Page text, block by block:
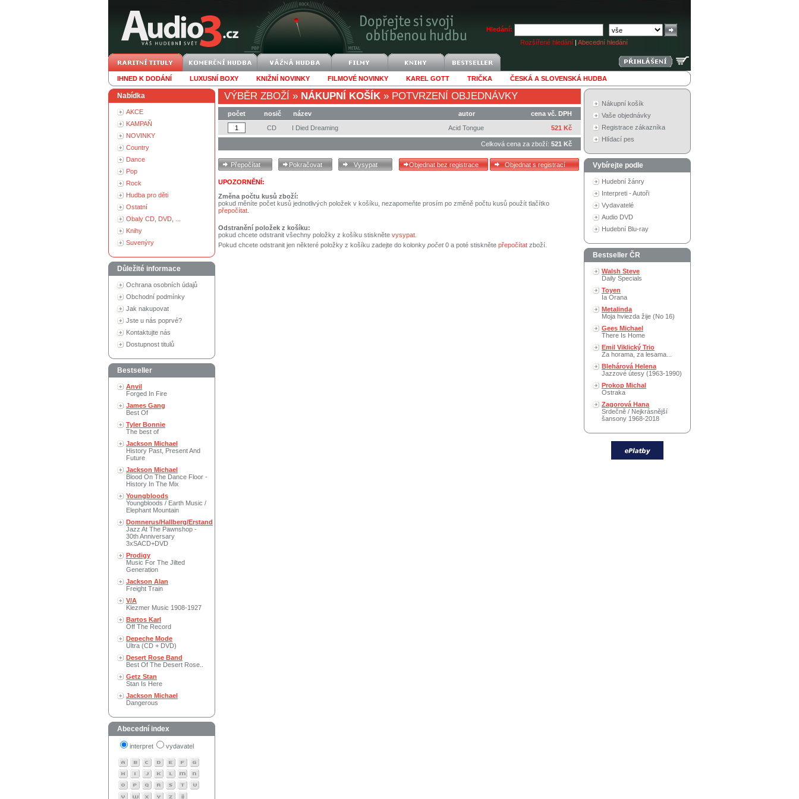
Hledání:
Rozšířené hledání | Abecední hledání
IHNED K DODÁNÍ LUXUSNÍ BOXY KNIŽNÍ NOVINKY FILMOVÉ NOVINKY KAREL GOTT TRIČKA ČESKÁ A SLOVENSKÁ HUDBA
Nabídka
AKCE
KAMPAŇ
NOVINKY
Country
Dance
Pop
Rock
Hudba pro děti
Ostatní
Obaly CD, DVD, ...
Knihy
Suvenýry
Důležité informace
Ochrana osobních údajů
Obchodní podmínky
Jak nakupovat
Jste u nás poprvé?
Kontaktujte nás
Dostupnost titulů
Bestseller
Anvil
Forged In Fire
James Gang
Best Of
Tyler Bonnie
The best of
Jackson Michael
History Past, Present And
Future
Jackson Michael
Blood On The Dance Floor -
History In The Mix
Youngbloods
Youngbloods / Earth Music /
Elephant Mountain
Domnerus/Hallberg/Erstand
Jazz At The Pawnshop -
30th Anniversary
3xSACD+DVD
Prodigy
Music For The Jilted
Generation
Jackson Alan
Freight Train
V/A
Klezmer Music 1908-1927
Bartos Karl
Off The Record
Depeche Mode
Ultra (CD + DVD)
Desert Rose Band
Best Of The Desert Rose..
Getz Stan
Stan Is Here
Jackson Michael
Dangerous
Abecední index
interpret vydavatel
VÝBĚR ZBOŽÍ » NÁKUPNÍ KOŠÍK » POTVRZENÍ OBJEDNÁVKY
počet nosič název autor
cena vč. DPH
CD
I Died Dreaming Acid Tongue 521 Kč
Celková cena za zboží: 521 Kč
UPOZORNĚNÍ:
Změna počtu kusů zboží:
pokud měníte počet kusů jednotlivých položek v košíku, nezapomeňte prosím po změně počtu kusů použít tlačítko
přepočítat
Odstranění položek z košíku:
pokud chcete odstranit všechny položky z košíku stiskněte vysypat
Pokud chcete odstranit jen některé položky z košíku zadejte do kolonky počet0 a poté stiskněte přepočítat zboží.
Nákupní košík
Vaše objednávky
Registrace zákazníka
Hlídací pes
Vybírejte podle
Hudební žánry
Interpreti - Autoři
Vydavatelé
Audio DVD
Hudební Blu-ray
Bestseller ČR
Walsh Steve
Daily Specials
Toyen
Ia Orana
Metalinda
Moja hviezda žije (No 16)
Gees Michael
There Is Home
Emil Viklický Trio
Za horama, za lesama...
Blehárová Helena
Jazzové útesy (1963-1990)
Prokop Michal
Ostraka
Zagorová Hana
Srdečně / Nejkrásnější
šansony 1968-2018